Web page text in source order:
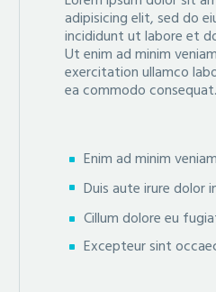
adipisicing elit, sed do
incididunt ut labore et
Ut enim ad minim
exercitation ullamco
ea commodo consequat.
Enim ad minim
Duis aute irure dolor
Cillum dolore eu
Excepteur sint